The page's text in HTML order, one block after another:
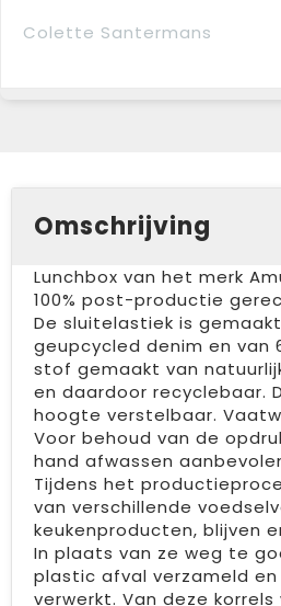
Colette Santermans
Omschrijving
Lunchbox van het merk
100% post-productie
De sluitelastiek is gemaakt
geupcycled denim en van
stof gemaakt van
en daardoor recyclebaar.
hoogte verstelbaar.
Voor behoud van de
hand afwassen
Tijdens het
van verschillende
keukenproducten, blijven
In plaats van ze weg te
plastic afval verzameld
verwerkt. Van deze korrels